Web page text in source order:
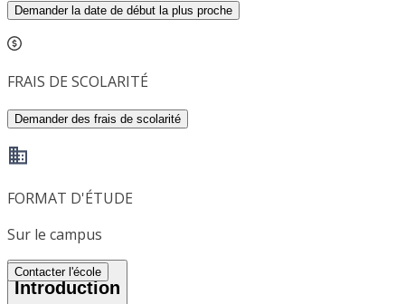
Demander la date de début la plus proche
FRAIS DE SCOLARITÉ
Demander des frais de scolarité
FORMAT D'ÉTUDE
Sur le campus
Contacter l'école
Introduction